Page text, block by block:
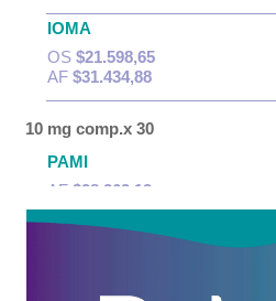
IOMA
OS $21.598,65
AF $31.434,88
10 mg comp.x 30
PAMI
AF $28.262,13
IOMA